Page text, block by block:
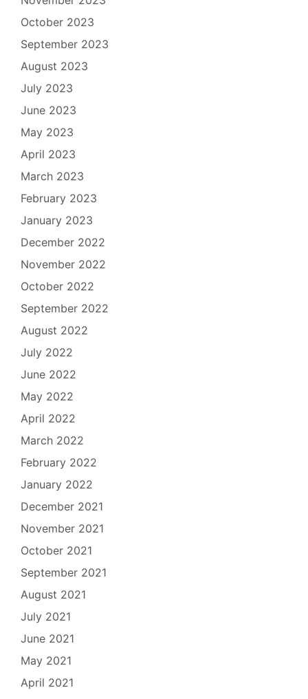
October 2023
September 2023
August 2023
July 2023
June 2023
May 2023
April 2023
March 2023
February 2023
January 2023
December 2022
November 2022
October 2022
September 2022
August 2022
July 2022
June 2022
May 2022
April 2022
March 2022
February 2022
January 2022
December 2021
November 2021
October 2021
September 2021
August 2021
July 2021
June 2021
May 2021
April 2021